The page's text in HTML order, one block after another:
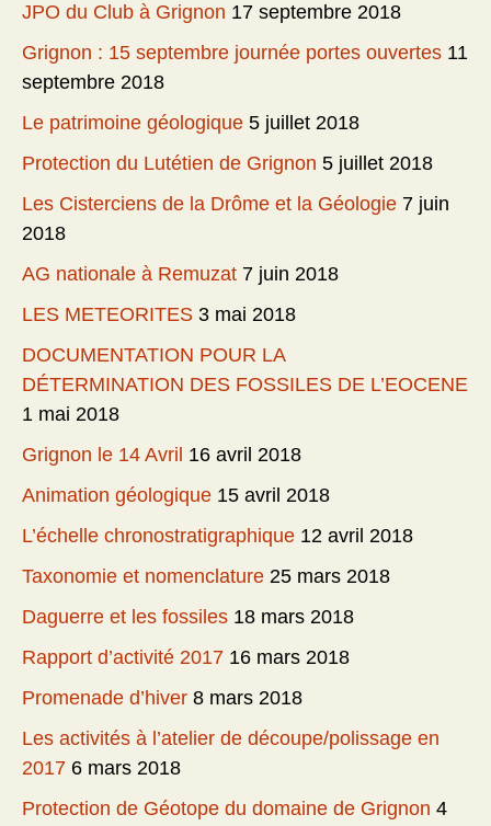
JPO du Club à Grignon 17 septembre 2018
Grignon : 15 septembre journée portes ouvertes 11
septembre 2018
Le patrimoine géologique 5 juillet 2018
Protection du Lutétien de Grignon 5 juillet 2018
Les Cisterciens de la Drôme et la Géologie 7 juin
2018
AG nationale à Remuzat 7 juin 2018
LES METEORITES 3 mai 2018
DOCUMENTATION POUR LA
DÉTERMINATION DES FOSSILES DE L’EOCENE
1 mai 2018
Grignon le 14 Avril 16 avril 2018
Animation géologique 15 avril 2018
L’échelle chronostratigraphique 12 avril 2018
Taxonomie et nomenclature 25 mars 2018
Daguerre et les fossiles 18 mars 2018
Rapport d’activité 2017 16 mars 2018
Promenade d’hiver 8 mars 2018
Les activités à l’atelier de découpe/polissage en
2017 6 mars 2018
Protection de Géotope du domaine de Grignon 4